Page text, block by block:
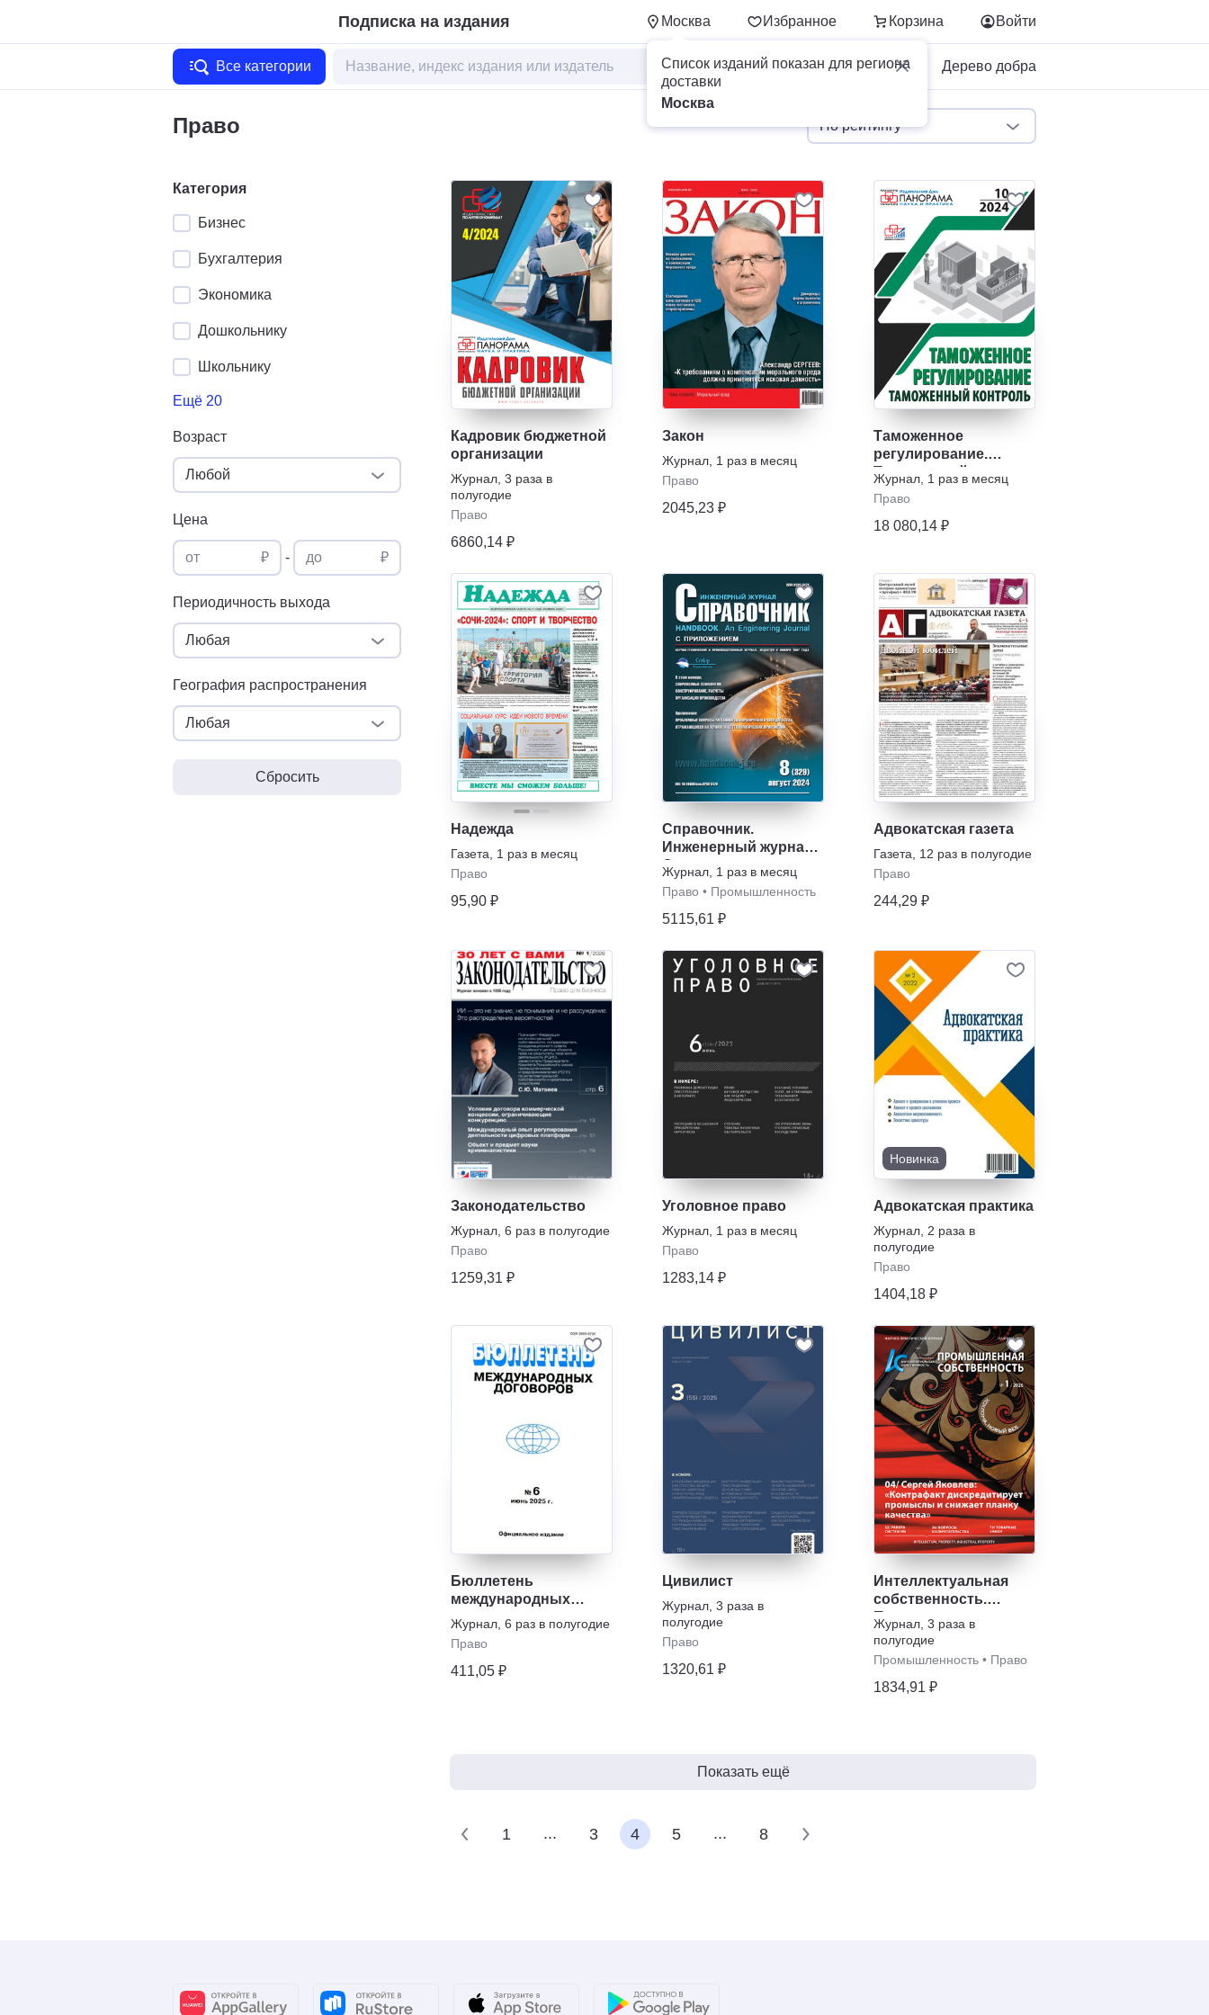
Подписка на издания Москва Избранное Корзина
Список изданий показан для региона
доставки
Москва
Войти
Все категории Для бизнеса Дерево добра
Право По рейтингу
Категория
Бизнес
Бухгалтерия
Экономика
Дошкольнику
Школьнику
Ещё 20
Возраст
Любой
Цена
от ₽ - до ₽
Периодичность выхода
Любая
География распространения
Любая
Сбросить
Кадровик бюджетной
организации
Журнал, 3 раза в
полугодие
Право
6860,14 ₽
Закон
Журнал, 1 раз в месяц
Право
2045,23 ₽
Таможенное
регулирование.
Таможенный
контроль
Журнал 1 раз в месяц
Право
18 080,14 ₽
Надежда
Газета
1 раз в месяц
Право
95,90 ₽
Справочник.
Инженерный журнал.
С приложением.
Журнал, 1 раз в месяц
Право • Промышленность
5115,61 ₽
Адвокатская газета
Газета
12 раз в полугодие
Право
244,29 ₽
Законодательство
Журнал, 6 раз в полугодие
Право
1259,31 ₽
Уголовное право
Журнал, 1 раз в месяц
Право
1283,14 ₽
Новинка
Адвокатская практика
Журнал 2 раза в
полугодие
Право
1404,18 ₽
Бюллетень
международных
договоров
Журнал, 6 раз в полугодие
Право
411,05 ₽
Цивилист
Журнал, 3 раза в
полугодие
Право
1320,61 ₽
Интеллектуальная
собственность.
Промышленная
собственность
Журнал ,3 раза в
полугодие
Промышленность • Право
1834,91 ₽
Показать ещё
1 ... 3 4 5 ... 8